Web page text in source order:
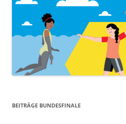
BEITRÄGE BUNDESFINALE